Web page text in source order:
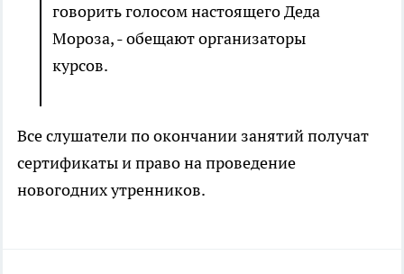
говорить голосом настоящего Деда
Мороза, - обещают организаторы
курсов.
Все слушатели по окончании занятий получат
сертификаты и право на проведение
новогодних утренников.